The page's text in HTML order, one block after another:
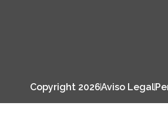
Copyright 2026Aviso Legal